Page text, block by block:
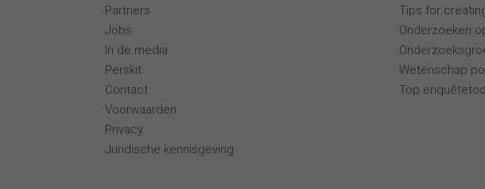
Partners
Jobs
In de media
Perskit
Contact
Voorwaarden
Privacy
Juridische kennisgeving
Tips for
Onderzoeken
Wetenschap
Top